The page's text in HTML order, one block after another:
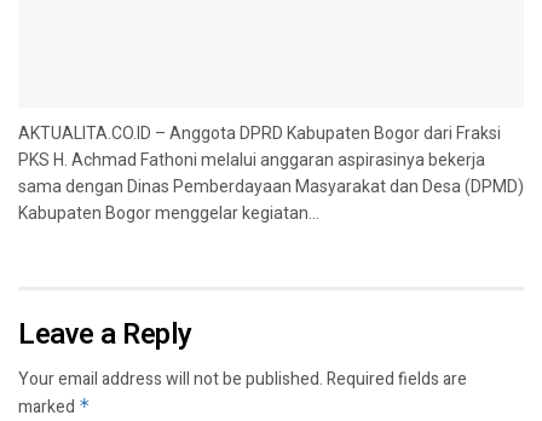
AKTUALITA.CO.ID – Anggota DPRD Kabupaten Bogor dari Fraksi
PKS H. Achmad Fathoni melalui anggaran aspirasinya bekerja
sama dengan Dinas Pemberdayaan Masyarakat dan Desa (DPMD)
Kabupaten Bogor menggelar kegiatan...
Leave a Reply
Your email address will not be published.Required fields are
marked *